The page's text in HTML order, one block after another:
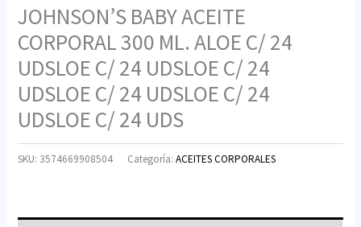
JOHNSON’S BABY ACEITE
CORPORAL 300 ML. ALOE C/ 24
UDSLOE C/ 24 UDSLOE C/ 24
UDSLOE C/ 24 UDSLOE C/ 24
UDSLOE C/ 24 UDS
SKU: 3574669908504 Categoría:ACEITES CORPORALES